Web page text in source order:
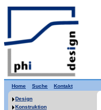
Home Suche Kontakt
Design
Konstruktion